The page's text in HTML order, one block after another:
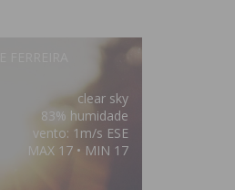
clear sky
83% humidade
vento: 1m/s ESE
MAX 17 • MIN 17